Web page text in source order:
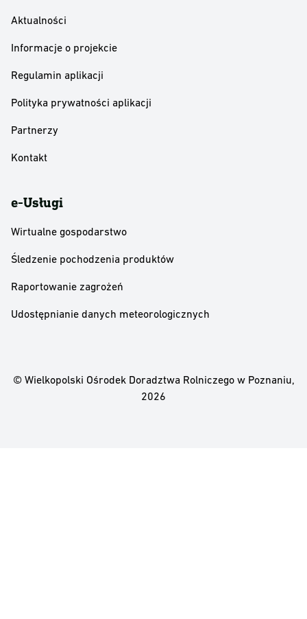
Aktualności
Informacje o projekcie
Regulamin aplikacji
Polityka prywatności aplikacji
Partnerzy
Kontakt
e-Usługi
Wirtualne gospodarstwo
Śledzenie pochodzenia produktów
Raportowanie zagrożeń
Udostępnianie danych meteorologicznych
© Wielkopolski Ośrodek Doradztwa Rolniczego w Poznaniu,
2026